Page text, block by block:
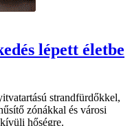
lépett életbe
strandfürdőkkel,
zónákkal és városi
hőségre.